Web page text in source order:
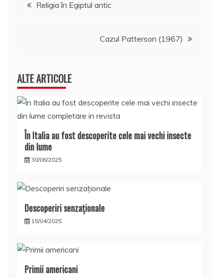
Religia în Egiptul antic
Cazul Patterson (1967)
ALTE ARTICOLE
În Italia au fost descoperite cele mai vechi insecte
din lume
30/06/2025
Descoperiri senzaţionale
15/04/2025
Primii americani